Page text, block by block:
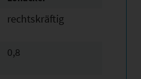
rechtskräftig
0,8